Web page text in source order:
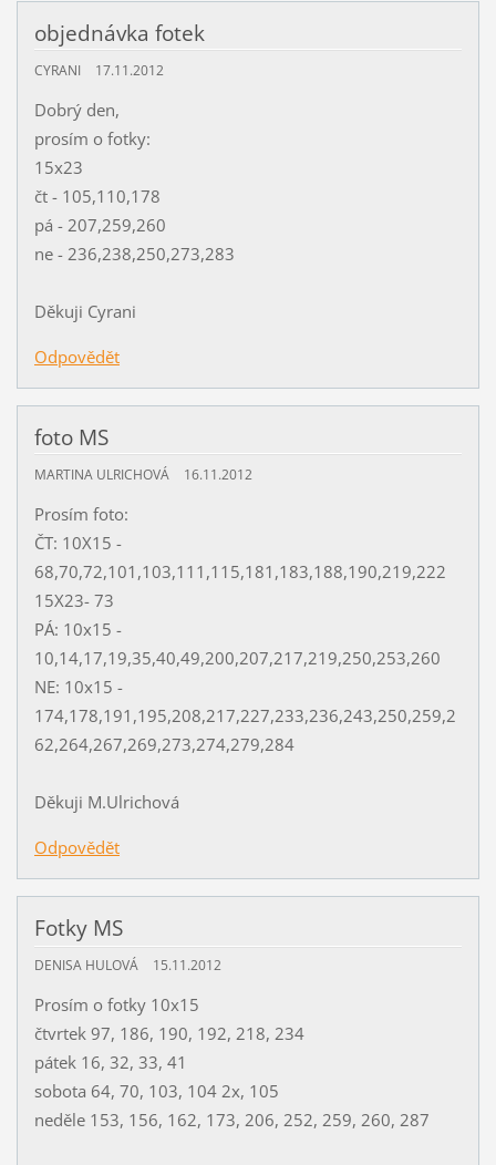
objednávka fotek
CYRANI 17.11.2012
Dobrý den,
prosím o fotky:
15x23
čt - 105,110,178
pá - 207,259,260
ne - 236,238,250,273,283
Děkuji Cyrani
Odpovědět
foto MS
MARTINA ULRICHOVÁ 16.11.2012
Prosím foto:
ČT: 10X15 -
68,70,72,101,103,111,115,181,183,188,190,219,222
15X23- 73
PÁ: 10x15 -
10,14,17,19,35,40,49,200,207,217,219,250,253,260
NE: 10x15 -
174,178,191,195,208,217,227,233,236,243,250,259,2
62,264,267,269,273,274,279,284
Děkuji M.Ulrichová
Odpovědět
Fotky MS
DENISA HULOVÁ 15.11.2012
Prosím o fotky 10x15
čtvrtek 97, 186, 190, 192, 218, 234
pátek 16, 32, 33, 41
sobota 64, 70, 103, 104 2x, 105
neděle 153, 156, 162, 173, 206, 252, 259, 260, 287